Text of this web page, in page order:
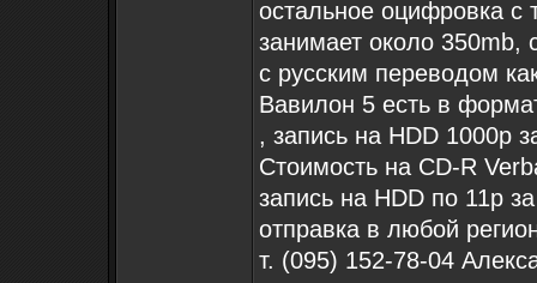
остальное оцифровка с
занимает около 350mb,
с русским переводом
Вавилон 5 есть в
, запись на HDD 1000р
Стоимость на CD-R
запись на HDD по 11р
отправка в любой
т. (095) 152-78-04